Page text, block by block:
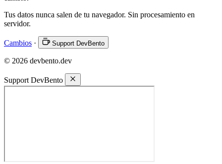
Tus datos nunca salen de tu navegador. Sin procesamiento en
servidor.
Cambios · Support DevBento
© 2026 devbento.dev
Support DevBento